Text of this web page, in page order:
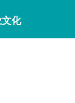
文化